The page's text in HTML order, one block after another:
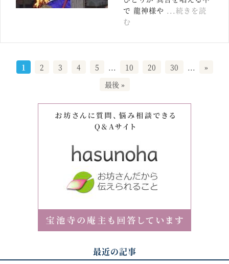
で 龍神様や ...続きを読
む
1 2 3 4 5 ... 10 20 30 ...
»
最後 »
最近の記事